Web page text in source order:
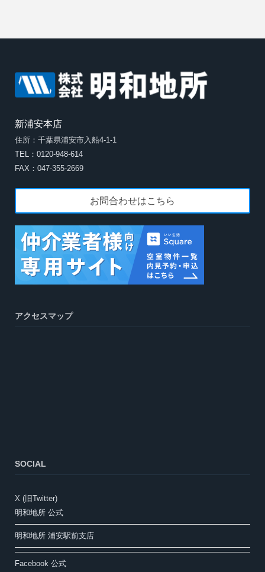
新浦安本店
住所：千葉県浦安市入船4-1-1
TEL：0120-948-614
FAX：047-355-2669
お問合わせはこちら
アクセスマップ
SOCIAL
X (旧Twitter)
明和地所 公式
明和地所 浦安駅前支店
Facebook 公式